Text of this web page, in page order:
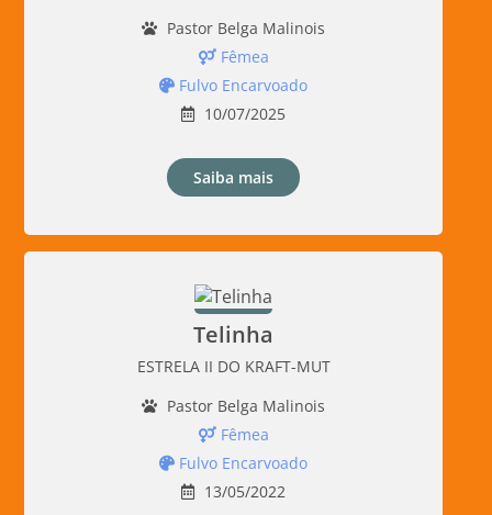
Pastor Belga Malinois
Fêmea
Fulvo Encarvoado
10/07/2025
Saiba mais
Telinha
ESTRELA II DO KRAFT-MUT
Pastor Belga Malinois
Fêmea
Fulvo Encarvoado
13/05/2022